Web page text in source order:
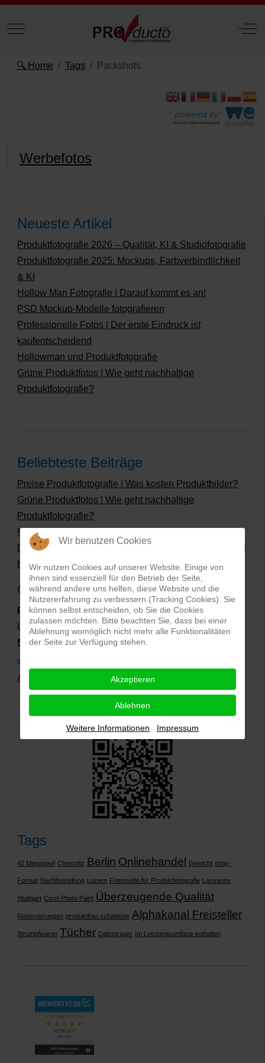
Mobile Menu Toggle Off-
🔍 Home Tags Packshots
powered by:
einfache Datenübertragung
Werbefotos
Neueste Artikel
Produktfotografie 2026 – Qualität, KI & Studiofotografie
Produktfotografie 2025: Mockups, Farbverbindlichkeit
& KI
Hollow Man Fotografie | Darauf kommt es an!
PSD Mockup-Modelle fotografieren
Professionelle Fotos | Der erste Eindruck ist
kaufentscheidend
Hollowman und Produktfotografie
Grüne Produktfotos | Wie geht nachhaltige
Produktfotografie?
Beliebteste Beiträge
Preise Produktfotografie | Was kosten Produktbilder?
Grüne Produktfotos | Wie geht nachhaltige
Produktfotografie?
Hollow Man Fotografie | Darauf kommt es an!
Dateiformate und Bilder mit transparentem Hintergrund
Hollowman und Produktfotografie
Google Rezensionen
PRO-ducto GmbH, Fotografie und Bildbearbeitung in
Lichtenau
5,0⭐⭐⭐⭐⭐bei144 Google-Rezensionen
02.01.2026)
Alle Rezensionen ansehen|Bewertung abgeben
Tags
42 Megapixel Chemnitz Berlin Onlinehandel Gewicht ebay-
Format Nachbestellung Luzern Fotostudio für Produktfotografie Lausanne
Stuttgart Corel Photo Paint Überzeugende Qualität
Reservierungen produktfoto schablone Alphakanal Freisteller
Strumpfwaren Tücher Datenträger Im Leistungsumfang enthalten
Wir benutzen Cookies
Wir nutzen Cookies auf unserer Website. Einige von
ihnen sind essenziell für den Betrieb der Seite,
während andere uns helfen, diese Website und die
Nutzererfahrung zu verbessern (Tracking Cookies). Sie
können selbst entscheiden, ob Sie die Cookies
zulassen möchten. Bitte beachten Sie, dass bei einer
Ablehnung womöglich nicht mehr alle Funktionalitäten
der Seite zur Verfügung stehen.
Akzeptieren
Ablehnen
Weitere Informationen Impressum